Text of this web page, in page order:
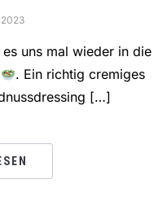
uns mal wieder in die
. Ein richtig cremiges
[…]